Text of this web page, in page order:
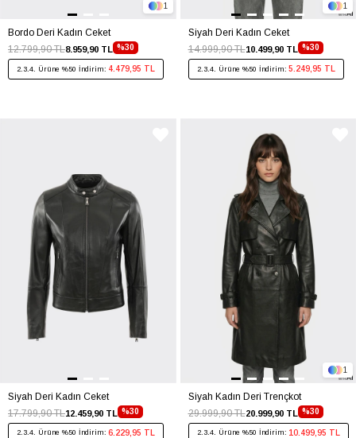
Bordo Deri Kadın Ceket
%30
8.959,90 TL
12.799,90 TL
2.3.4. Ürüne %50 İndirim: 4.479,95 TL
1
Siyah Deri Kadın Ceket
%30
10.499,90 TL
14.999,90 TL
2.3.4. Ürüne %50 İndirim: 5.249,95 TL
1
Siyah Deri Kadın Ceket
%30
12.459,90 TL
17.799,90 TL
2.3.4. Ürüne %50 İndirim: 6.229,95 TL
Siyah Kadın Deri Trençkot
%30
20.999,90 TL
29.999,90 TL
2.3.4. Ürüne %50 İndirim: 10.499,95 TL
1